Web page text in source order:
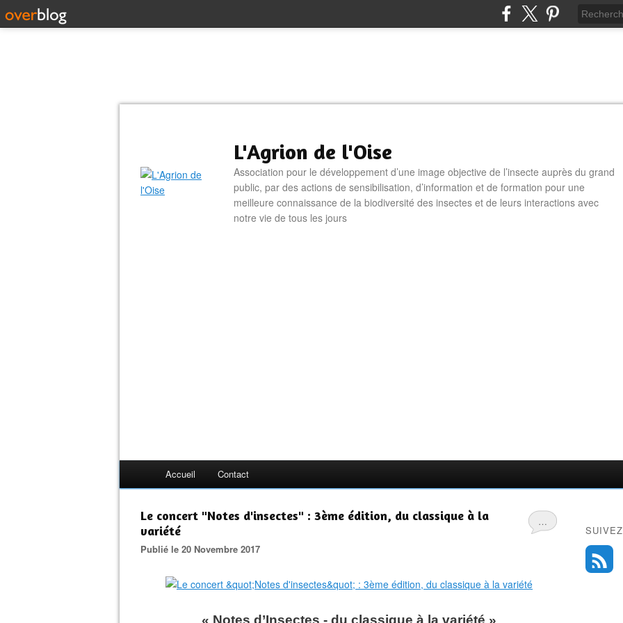
L'Agrion de l'Oise
Association pour le développement d’une image objective de l’insecte auprès du grand
public, par des actions de sensibilisation, d’information et de formation pour une
meilleure connaissance de la biodiversité des insectes et de leurs interactions avec
notre vie de tous les jours
Accueil Contact
…
Le concert "Notes d'insectes" : 3ème édition, du classique à la
variété
Publié le 20 Novembre 2017
« Notes d’Insectes - du classique à la variété »